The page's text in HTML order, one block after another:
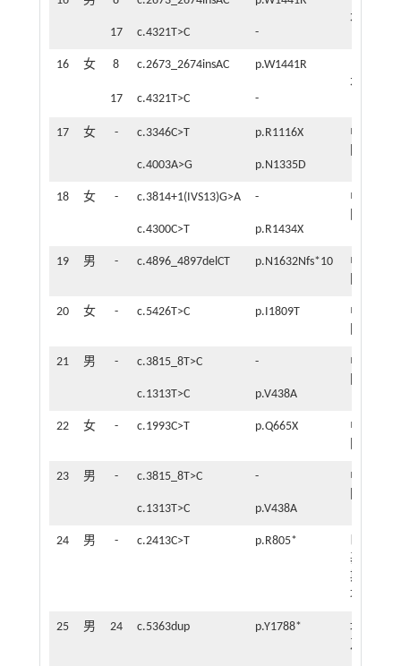
本
17
c.4321T>C -
16 女 8 c.2673_2674insAC p.W1441R
本
17 c.4321T>C -
17 女 - c.3346C>T p.R1116X
中
c.4003A>G p.N1335D
18 女 - c.3814+1(IVS13)G>A -
中
c.4300C>T p.R1434X
19 男 - c.4896_4897delCT p.N1632Nfs*10
中
20 女 - c.5426T>C p.I1809T
中
21 男 - c.3815_8T>C -
中
c.1313T>C p.V438A
22 女 - c.1993C>T p.Q665X
中
23 男 - c.3815_8T>C -
中
c.1313T>C p.V438A
24 男 - c.2413C>T p.R805*
巴
基
斯
坦
25 男 24 c.5363dup p.Y1788*
埃
及